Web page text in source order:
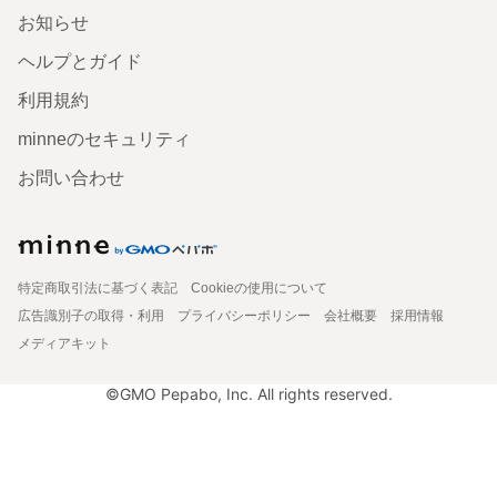
お知らせ
ヘルプとガイド
利用規約
minneのセキュリティ
お問い合わせ
特定商取引法に基づく表記
Cookieの使用について
広告識別子の取得・利用
プライバシーポリシー 会社概要
採用情報
メディアキット
©GMO Pepabo, Inc. All rights reserved.